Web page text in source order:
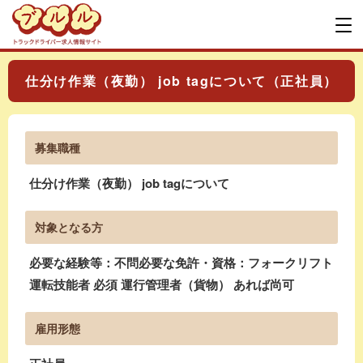
仕分け作業（夜勤） job tagについて（正社員）
募集職種
仕分け作業（夜勤） job tagについて
対象となる方
必要な経験等：不問必要な免許・資格：フォークリフト
運転技能者 必須 運行管理者（貨物） あれば尚可
雇用形態